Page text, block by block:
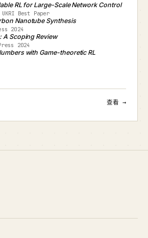
RL for Large-Scale Network Control
Best Paper
Nanotube Synthesis
2024
A Scoping Review
2024
with Game-theoretic RL
查看 →